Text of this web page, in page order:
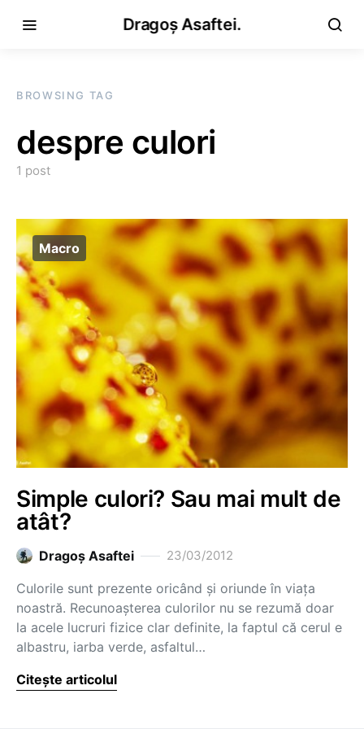
Dragoș Asaftei.
BROWSING TAG
despre culori
1 post
Macro
Simple culori? Sau mai mult de
atât?
Dragoş Asaftei 23/03/2012
Culorile sunt prezente oricând și oriunde în viața
noastră. Recunoașterea culorilor nu se rezumă doar
la acele lucruri fizice clar definite, la faptul că cerul e
albastru, iarba verde, asfaltul…
Citește articolul